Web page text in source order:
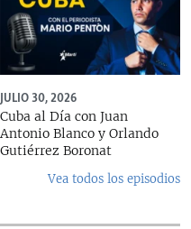
JULIO 30, 2026
Cuba al Día con Juan
Antonio Blanco y Orlando
Gutiérrez Boronat
Vea todos los episodios